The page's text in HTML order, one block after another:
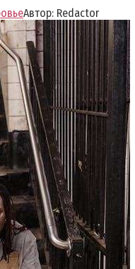
Автор: Redactor